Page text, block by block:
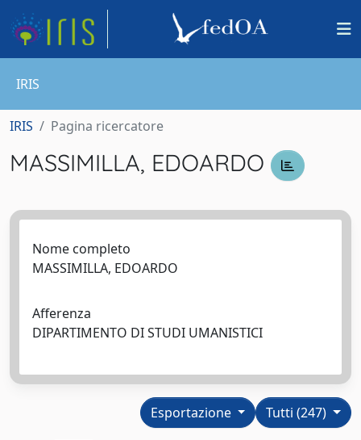
IRIS
IRIS Pagina ricercatore
MASSIMILLA, EDOARDO
Nome completo
MASSIMILLA, EDOARDO
Afferenza
DIPARTIMENTO DI STUDI UMANISTICI
Tutti (247)
Esportazione